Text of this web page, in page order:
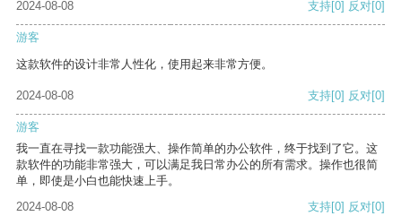
2024-08-08
支持[0] 反对[0]
游客
这款软件的设计非常人性化，使用起来非常方便。
2024-08-08 支持[0] 反对[0]
游客
我一直在寻找一款功能强大、操作简单的办公软件，终于找到了它。这
款软件的功能非常强大，可以满足我日常办公的所有需求。操作也很简
单，即使是小白也能快速上手。
2024-08-08
支持[0] 反对[0]